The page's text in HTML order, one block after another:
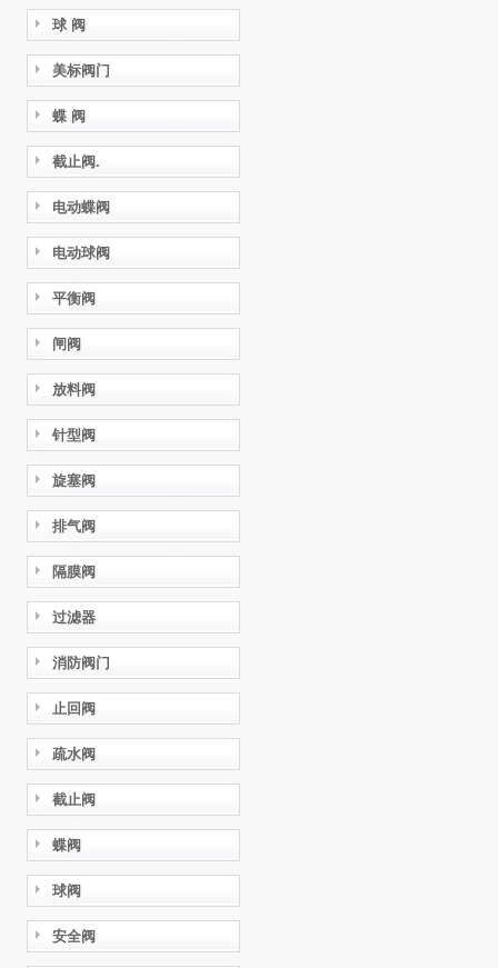
球 阀
美标阀门
蝶 阀
截止阀.
电动蝶阀
电动球阀
平衡阀
闸阀
放料阀
针型阀
旋塞阀
排气阀
隔膜阀
过滤器
消防阀门
止回阀
疏水阀
截止阀
蝶阀
球阀
安全阀